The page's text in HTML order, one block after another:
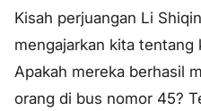
Kisah perjuangan Li
mengajarkan kita tentang
Apakah mereka berhasil
orang di bus nomor 45?